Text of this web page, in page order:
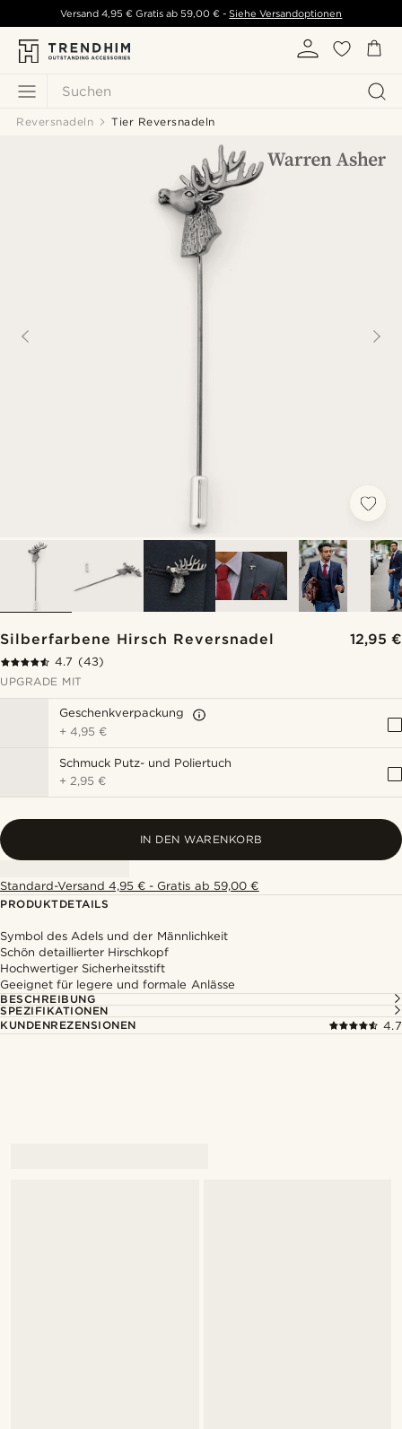
Suchen
Versand 4,95 € Gratis ab 59,00 € - Siehe Versandoptionen
Reversnadeln Tier Reversnadeln
Silberfarbene Hirsch Reversnadel 12,95 €
4.7 (43)
UPGRADE MIT
Geschenkverpackung
+4,95 €
Schmuck Putz- und Poliertuch
+ 2,95 €
IN DEN WARENKORB
Standard-Versand 4,95 € - Gratis ab 59,00 €
PRODUKTDETAILS
Symbol des Adels und der Männlichkeit
Schön detaillierter Hirschkopf
Hochwertiger Sicherheitsstift
Geeignet für legere und formale Anlässe
BESCHREIBUNG
SPEZIFIKATIONEN
KUNDENREZENSIONEN
4.7